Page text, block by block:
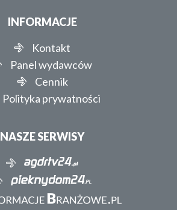
INFORMACJE
Kontakt
Panel wydawców
Cennik
Polityka prywatności
NASZE SERWISY